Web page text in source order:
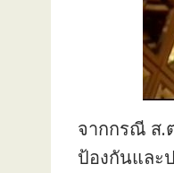
จากกรณี ส.
ป้องกันและ